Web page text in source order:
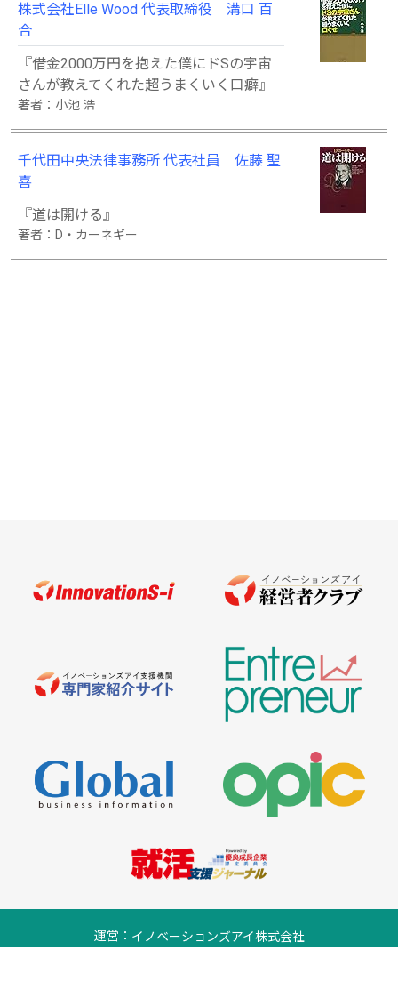
株式会社Elle Wood 代表取締役 溝口 百
合
『借金2000万円を抱えた僕にドSの宇宙
さんが教えてくれた超うまくいく口癖』
著者：小池 浩
千代田中央法律事務所 代表社員 佐藤 聖
喜
『道は開ける』
著者：D・カーネギー
運営： イノベーションズアイ株式会社